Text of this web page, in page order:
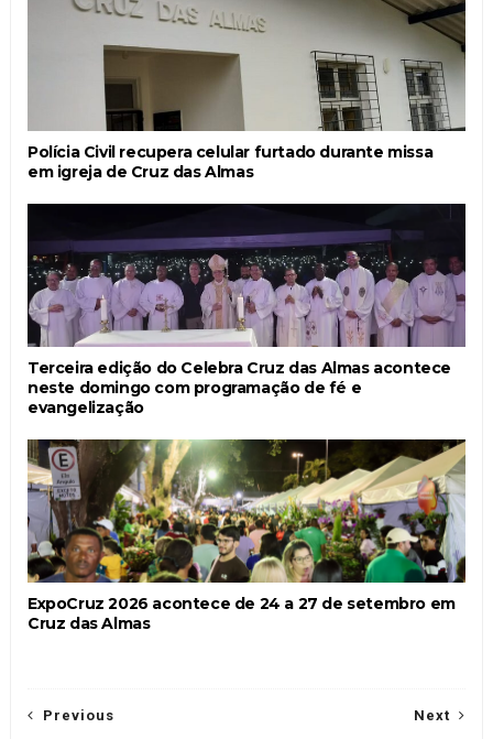
Polícia Civil recupera celular furtado durante missa
em igreja de Cruz das Almas
Terceira edição do Celebra Cruz das Almas acontece
neste domingo com programação de fé e
evangelização
ExpoCruz 2026 acontece de 24 a 27 de setembro em
Cruz das Almas
Next
Previous